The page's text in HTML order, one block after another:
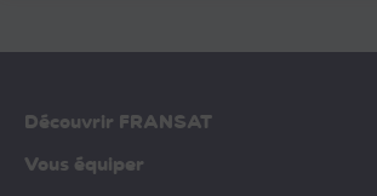
Découvrir FRANSAT
Vous équiper